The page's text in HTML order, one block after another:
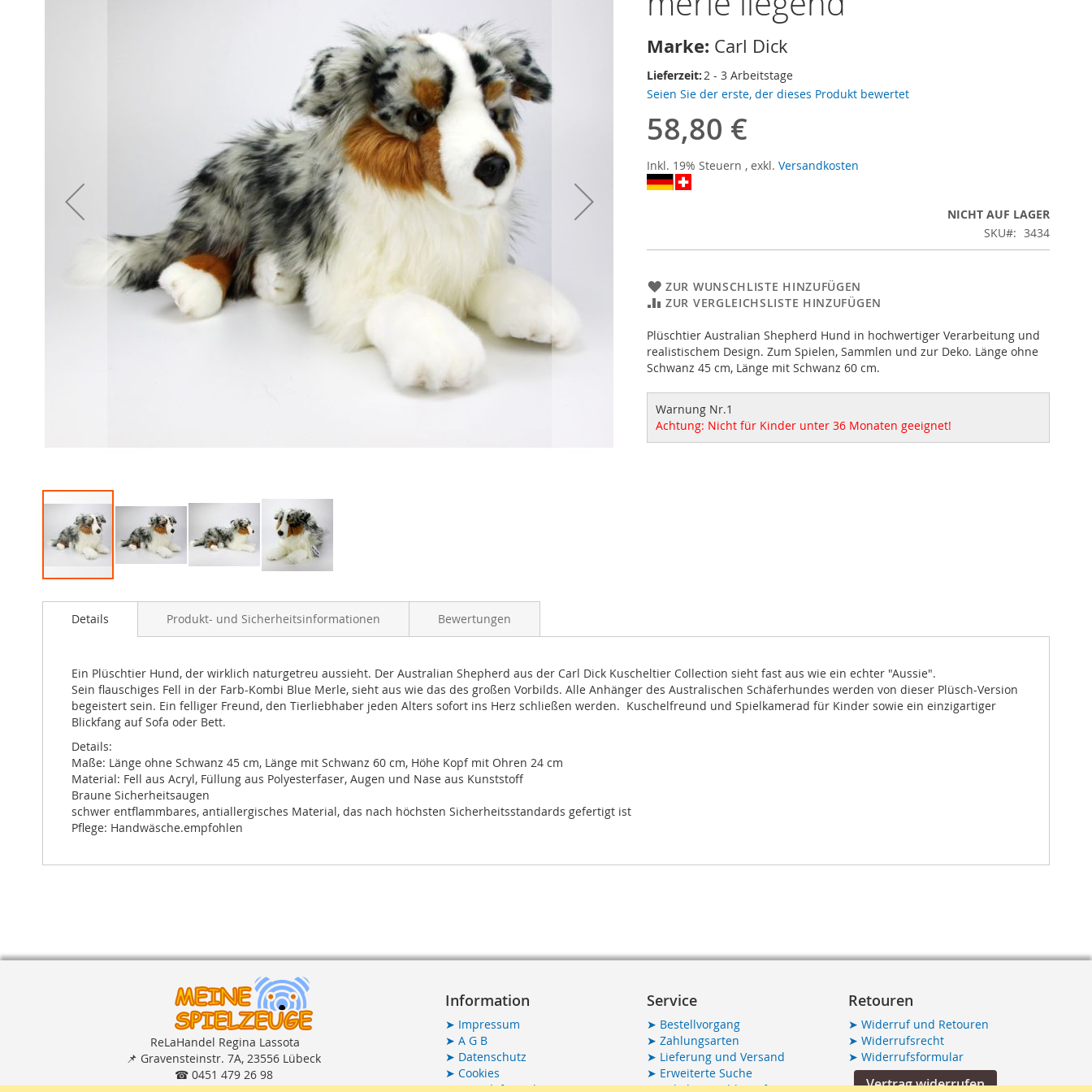
Anfang
Marke: Carl Dick
Lieferzeit:2 - 3 Arbeitstage
Seien Sie der erste, der dieses Produkt bewertet
58,80 €
Inkl. 19% Steuern , exkl. Versandkosten
NICHT AUF LAGER
SKU
3434
ZUR WUNSCHLISTE HINZUFÜGEN
ZUR VERGLEICHSLISTE HINZUFÜGEN
Plüschtier Australian Shepherd Hund in hochwertiger Verarbeitung und
realistischem Design. Zum Spielen, Sammlen und zur Deko. Länge ohne
Schwanz 45 cm, Länge mit Schwanz 60 cm.
Warnung Nr.1
Achtung: Nicht für Kinder unter 36 Monaten geeignet!
Details
Ein Plüschtier Hund, der wirklich naturgetreu aussieht. Der Australian Shepherd aus der Carl Dick Kuscheltier Collection sieht fast aus wie ein echter "Aussie".
Sein flauschiges Fell in der Farb-Kombi Blue Merle, sieht aus wie das des großen Vorbilds. Alle Anhänger des Australischen Schäferhundes werden von dieser Plüsch-Version
begeistert sein. Ein felliger Freund, den Tierliebhaber jeden Alters sofort ins Herz schließen werden. Kuschelfreund und Spielkamerad für Kinder sowie ein einzigartiger
Blickfang auf Sofa oder Bett.
Details:
Maße: Länge ohne Schwanz 45 cm, Länge mit Schwanz 60 cm, Höhe Kopf mit Ohren 24 cm
Material: Fell aus Acryl, Füllung aus Polyesterfaser, Augen und Nase aus Kunststoff
Braune Sicherheitsaugen
schwer entflammbares, antiallergisches Material, das nach höchsten Sicherheitsstandards gefertigt ist
Pflege: Handwäsche.empfohlen
Produkt- und Sicherheitsinformationen Bewertungen
ReLaHandel Regina Lassota
📌 Gravensteinstr. 7A, 23556 Lübeck
☎ 0451 479 26 98
Information
➤ Impressum
➤ A G B
➤ Datenschutz
➤ Cookies
Service
➤ Bestellvorgang
➤ Zahlungsarten
➤ Lieferung und Versand
➤ Erweiterte Suche
Retouren
➤ Widerruf und Retouren
➤ Widerrufsrecht
➤ Widerrufsformular
Vertrag widerrufen